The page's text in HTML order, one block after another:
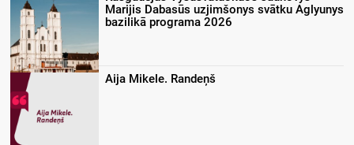
Marijis Dabasūs uzjimšonys svātku Aglyunys
bazilikā programa 2026
Aija Mikele. Randeņš